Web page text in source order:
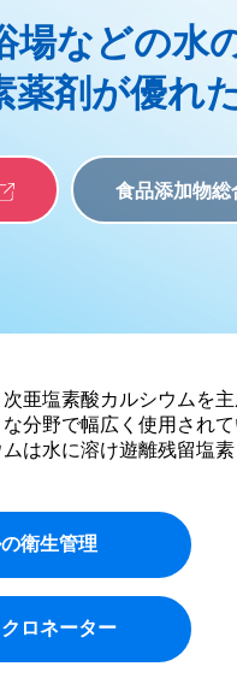
場などの水
薬剤が優れ
食品添加物総
亜塩素酸カルシウムを
分野で幅広く使用されて
は水に溶け遊離残留塩
衛生管理
ロネーター